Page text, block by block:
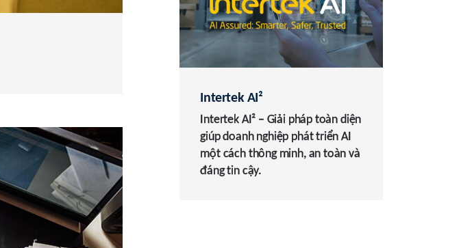
Intertek AI²
Intertek AI² – Giải pháp toàn diện
giúp doanh nghiệp phát triển AI
một cách thông minh, an toàn và
đáng tin cậy.